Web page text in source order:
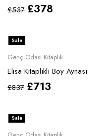
£537 £378
Sale
Genç Odası Kitaplık
Elisa Kitaplıklı Boy Aynası
£837 £713
Sale